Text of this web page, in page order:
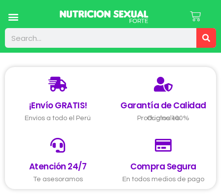
¡Envío GRATIS!
Envíos a todo el Perú
Garantía de Calidad
Productos 100% Originales
Atención 24/7
Te asesoramos
Compra Segura
En todos medios de pago